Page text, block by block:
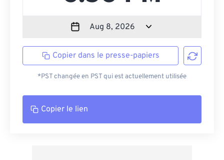
Copier dans le presse-papiers
*PST changée en PST qui est actuellement utilisée
Copier le lien